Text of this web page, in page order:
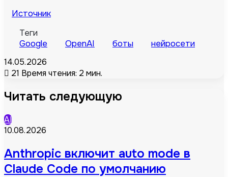
Источник
Теги
Google
OpenAI боты
нейросети
14.05.2026
21 Время чтения: 2 мин.
Читать следующую
AI
10.08.2026
Anthropic включит auto mode в
Claude Code по умолчанию